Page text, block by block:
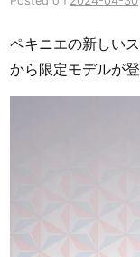
最新情報
ペキニエの新しい
から限定モデルが登